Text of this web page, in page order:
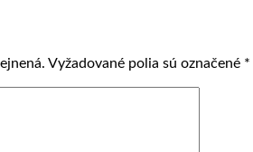
Vyžadované polia sú označené *